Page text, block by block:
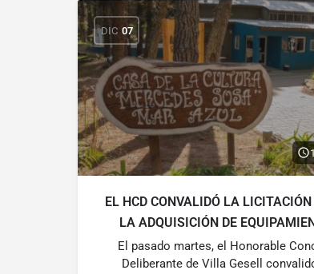
DIC 07
EL HCD CONVALIDÓ LA
LA ADQUISICIÓN DE
El pasado martes, el Honorable
Deliberante de Villa Gesell